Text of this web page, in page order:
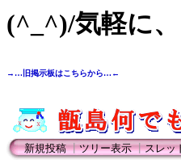
(^_^)/気軽に
→…旧掲示板はこちらから…←
新規投稿┃ツリー表示┃スレッ